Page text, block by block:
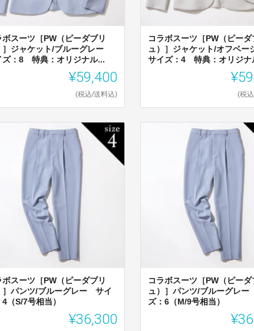
ボスーツ［PW（ピーダブリ
］ジャケット/ブルーグレー
ズ：8 特典：オリジナル...
¥59,400
(税込/送料込)
コラボスーツ［PW（ピーダ
ュ）］ジャケット/オフベー
サイズ：4 特典：オリジナ
(税
ボスーツ［PW（ピーダブリ
］パンツ/ブルーグレー サイ
4（S/7号相当）
¥36,300
コラボスーツ［PW（ピーダ
ュ）］パンツ/ブルーグレ
ズ：6（M/9号相当）